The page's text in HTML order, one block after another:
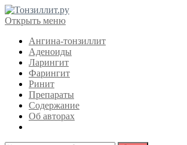
Открыть меню
Ангина-тонзиллит
Аденоиды
Ларингит
Фарингит
Ринит
Препараты
Содержание
Об авторах